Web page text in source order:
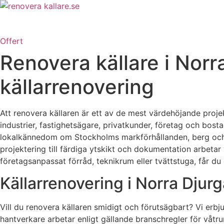
Skip
Offert
Renovera källare i
källarrenovering
Att renovera källaren är ett av de mest värdehöjande
industrier, fastighetsägare, privatkunder, företag och
lokalkännedom om Stockholms markförhållanden, berg
projektering till färdiga ytskikt och dokumentation
företagsanpassat förråd, teknikrum eller tvättstuga, får
Källarrenovering i Norra
Vill du renovera källaren smidigt och förutsägbart? Vi
hantverkare arbetar enligt gällande branschregler för